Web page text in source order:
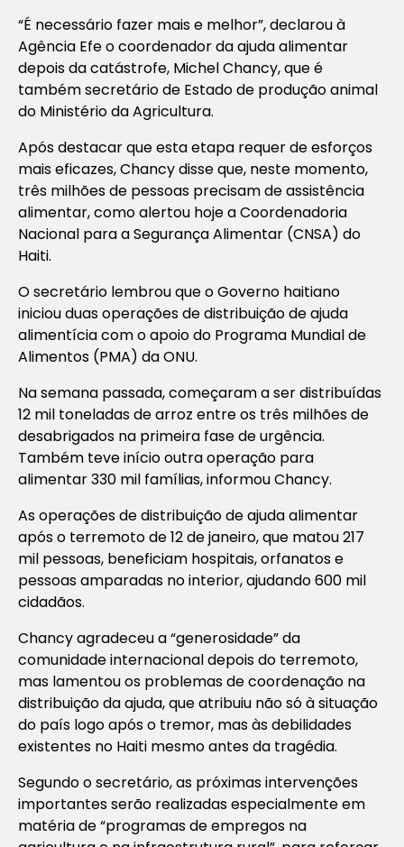
“É necessário fazer mais e melhor”, declarou à
Agência Efe o coordenador da ajuda alimentar
depois da catástrofe, Michel Chancy, que é
também secretário de Estado de produção animal
do Ministério da Agricultura.
Após destacar que esta etapa requer de esforços
mais eficazes, Chancy disse que, neste momento,
três milhões de pessoas precisam de assistência
alimentar, como alertou hoje a Coordenadoria
Nacional para a Segurança Alimentar (CNSA) do
Haiti.
O secretário lembrou que o Governo haitiano
iniciou duas operações de distribuição de ajuda
alimentícia com o apoio do Programa Mundial de
Alimentos (PMA) da ONU.
Na semana passada, começaram a ser distribuídas
12 mil toneladas de arroz entre os três milhões de
desabrigados na primeira fase de urgência.
Também teve início outra operação para
alimentar 330 mil famílias, informou Chancy.
As operações de distribuição de ajuda alimentar
após o terremoto de 12 de janeiro, que matou 217
mil pessoas, beneficiam hospitais, orfanatos e
pessoas amparadas no interior, ajudando 600 mil
cidadãos.
Chancy agradeceu a “generosidade” da
comunidade internacional depois do terremoto,
mas lamentou os problemas de coordenação na
distribuição da ajuda, que atribuiu não só à situação
do país logo após o tremor, mas às debilidades
existentes no Haiti mesmo antes da tragédia.
Segundo o secretário, as próximas intervenções
importantes serão realizadas especialmente em
matéria de “programas de empregos na